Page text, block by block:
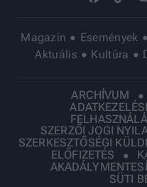
Magazin Események
Aktuális
Kultúra
ARCHÍVUM
SZERZŐI JOGI
SZERKESZTŐSÉGI
ELŐFIZETÉS
SÜTI